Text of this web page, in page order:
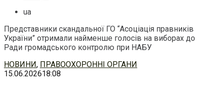
ua
Представники скандальної ГО “Асоціація правників
України” отримали найменше голосів на виборах до
Ради громадського контролю при НАБУ
Перейти
до
НОВИНИ, ПРАВООХОРОННІ ОРГАНИ
15.06.202618:08